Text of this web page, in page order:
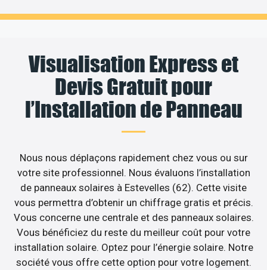
Visualisation Express et
Devis Gratuit pour
l’Installation de Panneau
Nous nous déplaçons rapidement chez vous ou sur
votre site professionnel. Nous évaluons l’installation
de panneaux solaires à Estevelles (62). Cette visite
vous permettra d’obtenir un chiffrage gratis et précis.
Vous concerne une centrale et des panneaux solaires.
Vous bénéficiez du reste du meilleur coût pour votre
installation solaire. Optez pour l’énergie solaire. Notre
société vous offre cette option pour votre logement.